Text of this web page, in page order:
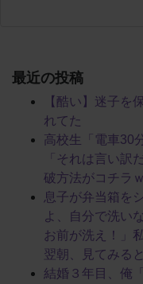
最近の投稿
【酷い】迷子を
れてた
高校生「電車30
「それは言い訳
破方法がコチラ
息子が弁当箱を
よ、自分で洗い
お前が洗え！」
翌朝、見てみる
結婚３年目、俺